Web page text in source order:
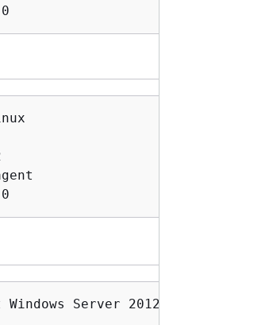
= 3.3.1142.0
Server 2012 R2 Enterprise